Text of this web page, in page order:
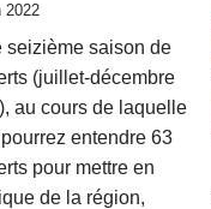
2022
seizième saison de
(juillet-décembre
au cours de laquelle
entendre 63
pour mettre en
de la région,